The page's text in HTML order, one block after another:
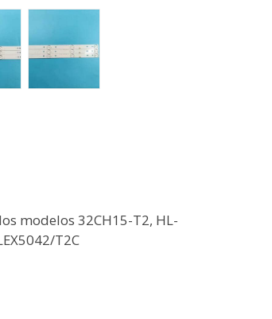
modelos 32CH15-T2, HL-
T2C